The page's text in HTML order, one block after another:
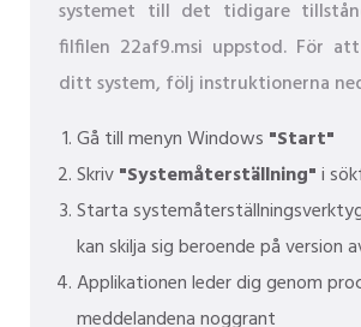
systemet till det tidigare
filfilen 22af9.msi uppstod. För
ditt system, följ instruktionerna
Gå till menyn Windows "Start"
Skriv"Systemåterställning"i
Starta
kan skilja sig beroende på version
Applikationen leder dig genom
meddelandena noggrant